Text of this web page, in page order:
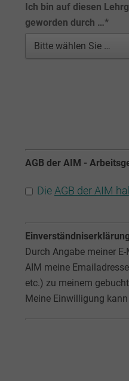
Ich bin auf diesen
geworden durch …*
AGB der AIM -
Die AGB der AIM
Einverständniserklärung
Durch Angabe meiner
AIM meine
etc.) zu meinem
Meine Einwilligung